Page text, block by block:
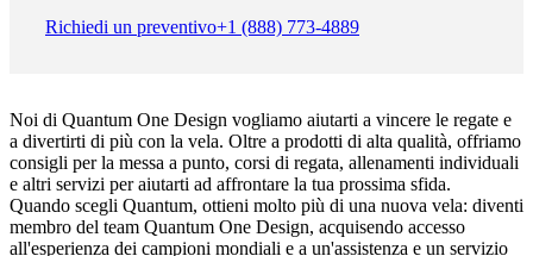
Richiedi un preventivo+1 (888) 773-4889
Noi di Quantum One Design vogliamo aiutarti a vincere le regate e
a divertirti di più con la vela. Oltre a prodotti di alta qualità, offriamo
consigli per la messa a punto, corsi di regata, allenamenti individuali
e altri servizi per aiutarti ad affrontare la tua prossima sfida.
Quando scegli Quantum, ottieni molto più di una nuova vela: diventi
membro del team Quantum One Design, acquisendo accesso
all'esperienza dei campioni mondiali e a un'assistenza e un servizio